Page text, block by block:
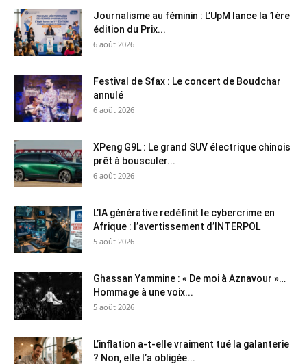
Journalisme au féminin : L’UpM lance la 1ère
édition du Prix...
6 août 2026
Festival de Sfax : Le concert de Boudchar
annulé
6 août 2026
XPeng G9L : Le grand SUV électrique chinois
prêt à bousculer...
6 août 2026
L’IA générative redéfinit le cybercrime en
Afrique : l’avertissement d’INTERPOL
5 août 2026
Ghassan Yammine : « De moi à Aznavour »…
Hommage à une voix...
5 août 2026
L’inflation a-t-elle vraiment tué la galanterie
? Non, elle l’a obligée...